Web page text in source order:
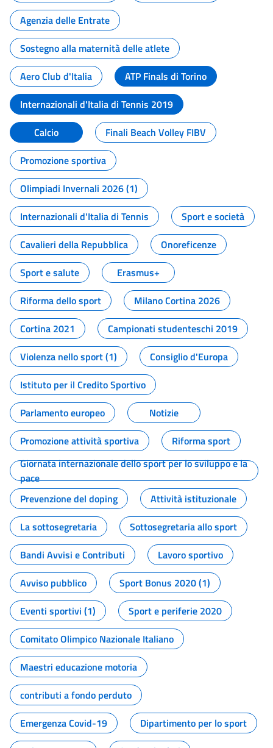
Agenzia delle Entrate
Sostegno alla maternità delle atlete
Aero Club d'Italia
ATP Finals di Torino
Internazionali d'Italia di Tennis 2019
Calcio
Finali Beach Volley FIBV
Promozione sportiva
Olimpiadi Invernali 2026 (1)
Internazionali d'Italia di Tennis
Sport e società
Cavalieri della Repubblica
Onoreficenze
Sport e salute
Erasmus+
Riforma dello sport
Milano Cortina 2026
Cortina 2021
Campionati studenteschi 2019
Violenza nello sport (1)
Consiglio d'Europa
Istituto per il Credito Sportivo
Parlamento europeo
Notizie
Promozione attività sportiva
Riforma sport
Giornata internazionale dello sport per lo sviluppo e la
pace
Prevenzione del doping
Attività istituzionale
La sottosegretaria
Sottosegretaria allo sport
Bandi Avvisi e Contributi
Lavoro sportivo
Avviso pubblico
Sport Bonus 2020 (1)
Eventi sportivi (1)
Sport e periferie 2020
Comitato Olimpico Nazionale Italiano
Maestri educazione motoria
contributi a fondo perduto
Emergenza Covid-19
Dipartimento per lo sport